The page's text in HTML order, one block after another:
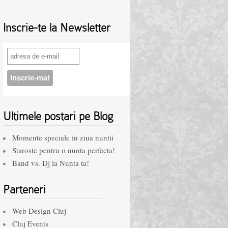
Inscrie-te la Newsletter
Ultimele postari pe Blog
Momente speciale in ziua nuntii
Staroste pentru o nunta perfecta!
Band vs. Dj la Nunta ta!
Parteneri
Web Design Cluj
Cluj Events